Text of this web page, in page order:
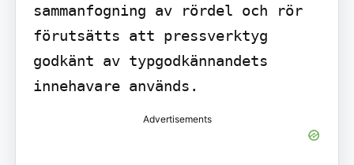
sammanfogning av rördel och rör
förutsätts att pressverktyg
godkänt av typgodkännandets
innehavare används.
Advertisements